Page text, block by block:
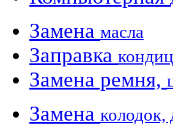
Замена масла
Заправка
Замена ремня,
Замена колодок,